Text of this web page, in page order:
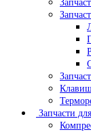
Запчасти